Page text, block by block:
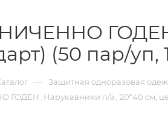
(50 пар/уп,
— Защитная одноразовая
п/э., 20*40 см,